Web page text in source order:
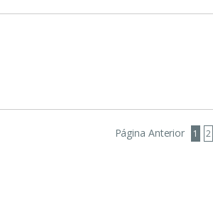
Página Anterior 1 2